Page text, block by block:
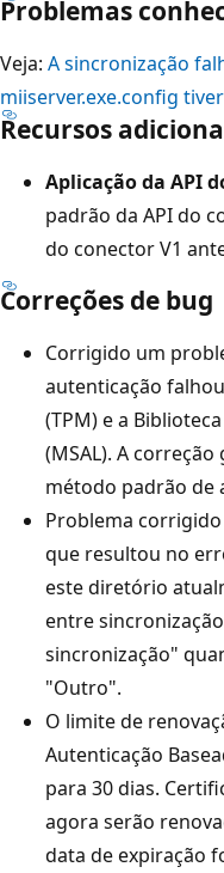
Problemas
Veja: A sincronização
miiserver.exe.config
Recursos
Aplicação da API
padrão da API do
do conector V1
Correções de bug
Corrigido um
autenticação
(TPM) e a
(MSAL). A
método padrão de
Problema
que resultou no
este diretório
entre
sincronização"
"Outro".
O limite de
Autenticação
para 30 dias.
agora serão
data de expiração